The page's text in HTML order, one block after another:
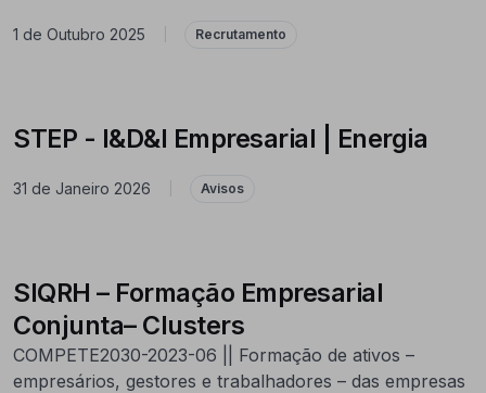
1 de Outubro 2025 Recrutamento
STEP - I&D&I Empresarial | Energia
31 de Janeiro 2026 Avisos
SIQRH – Formação Empresarial
Conjunta– Clusters
COMPETE2030-2023-06 || Formação de ativos –
empresários, gestores e trabalhadores – das empresas